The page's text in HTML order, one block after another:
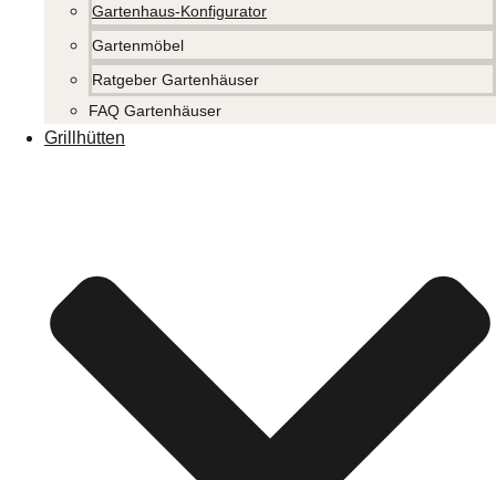
Gartenhaus-Konfigurator
Gartenmöbel
Ratgeber Gartenhäuser
FAQ Gartenhäuser
Grillhütten